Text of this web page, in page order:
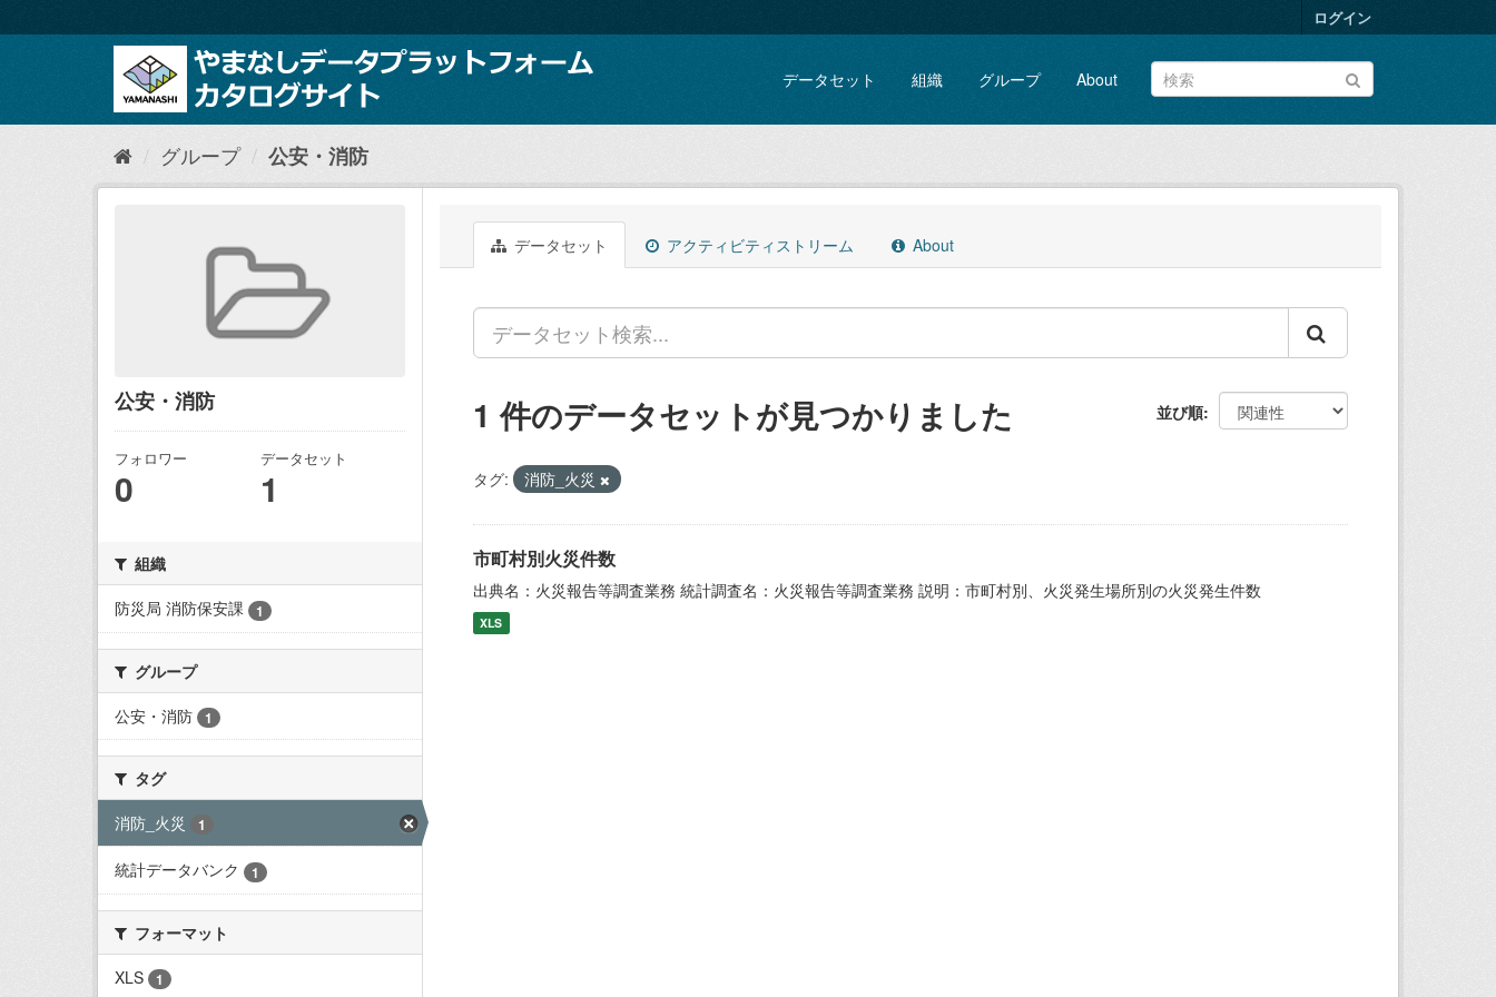
キ
て
ログイン
データセット 組織 グループ About
グループ 公安・消防
公安・消防
フォロワー
0
データセット
1
組織
防災局 消防保安課
1
グループ
公安・消防
1
タグ
消防_火災
1
統計データバンク 1
フォーマット
XLS
1
データセット アクティビティストリーム About
並び順
1 件のデータセットが見つかりました
タグ: 消防_火災
市町村別火災件数
出典名：火災報告等調査業務 統計調査名：火災報告等調査業務 説明：市町村別、火災発生場所別の火災発生件数
XLS